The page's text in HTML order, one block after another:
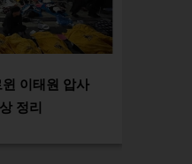
이태원 압사
정리